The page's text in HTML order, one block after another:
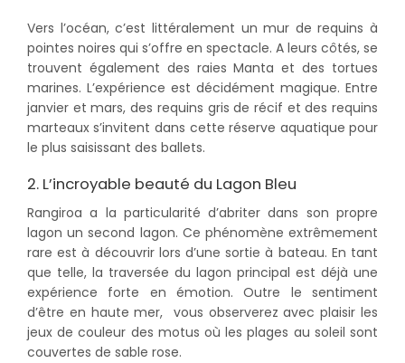
Vers l’océan, c’est littéralement un mur de requins à
pointes noires qui s’offre en spectacle. A leurs côtés, se
trouvent également des raies Manta et des tortues
marines. L’expérience est décidément magique. Entre
janvier et mars, des requins gris de récif et des requins
marteaux s’invitent dans cette réserve aquatique pour
le plus saisissant des ballets.
2. L’incroyable beauté du Lagon Bleu
Rangiroa a la particularité d’abriter dans son propre
lagon un second lagon. Ce phénomène extrêmement
rare est à découvrir lors d’une sortie à bateau. En tant
que telle, la traversée du lagon principal est déjà une
expérience forte en émotion. Outre le sentiment
d’être en haute mer, vous observerez avec plaisir les
jeux de couleur des motus où les plages au soleil sont
couvertes de sable rose.